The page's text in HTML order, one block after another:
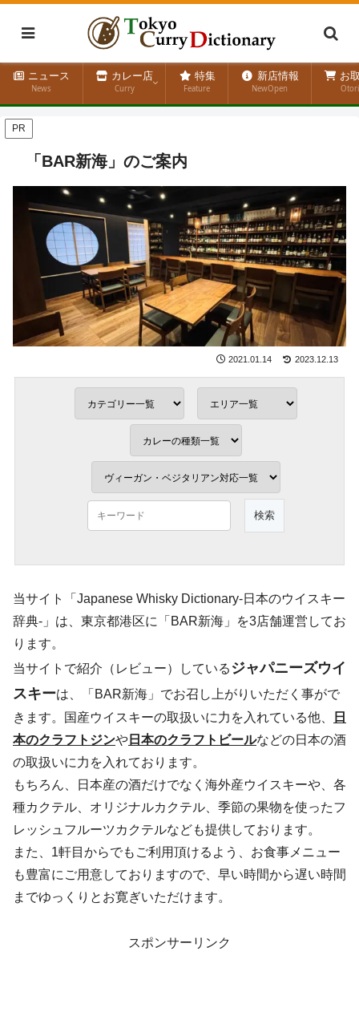
ニュース
News
カレー店
Curry
特集
Feature
新店情報
NewOpen
お
PR
「BAR新海」のご案内
2021.01.14 2023.12.13
当サイト「Japanese Whisky Dictionary-日本のウイスキー
辞典-」は、東京都港区に「BAR新海」を3店舗運営してお
ります。
当サイトで紹介（レビュー）している ジャパニーズウイ
スキーは、「BAR新海」でお召し上がりいただく事がで
きます。国産ウイスキーの取扱いに力を入れている他、
日
本のクラフトジンや 日本のクラフトビールなどの日本の酒
の取扱いに力を入れております。
もちろん、日本産の酒だけでなく海外産ウイスキーや、各
種カクテル、オリジナルカクテル、季節の果物を使ったフ
レッシュフルーツカクテルなども提供しております。
また、1軒目からでもご利用頂けるよう、お食事メニュー
も豊富にご用意しておりますので、早い時間から遅い時間
までゆっくりとお寛ぎいただけます。
スポンサーリンク